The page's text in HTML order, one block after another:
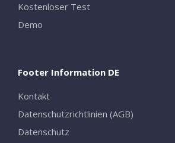
Kostenloser Test
Demo
Footer Information DE
Kontakt
Datenschutzrichtlinien (AGB)
Datenschutz